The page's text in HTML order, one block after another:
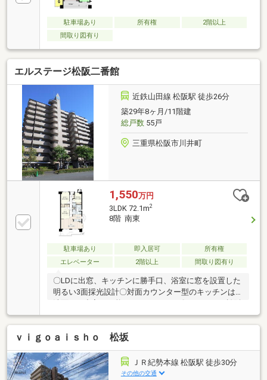
駐車場あり 所有権
2階以上
間取り図有り
エルステージ松阪二番館
近鉄山田線 松阪駅 徒歩26分
築29年8ヶ月/11階建
総戸数55戸
三重県松阪市川井町
1,550万円
3LDK 72.1m2
8階 南東
駐車場あり 即入居可
所有権
エレベーター
2階以上 間取り図有り
〇LDに出窓、キッチンに勝手口、浴室に窓を設置した
明るい3面採光設計〇対面カウンター型のキッチンは
川井町店まで徒歩6分、買い物便利です〇鈴の森公園
は季節を楽しみながらの散歩コースにおすすめ
ｖｉｇｏａｉｓｈｏ 松坂
ＪＲ紀勢本線 松阪駅 徒歩30分
その他の交通